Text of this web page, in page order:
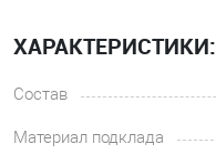
ХАРАКТЕРИСТИКИ:
Состав
Материал подклада